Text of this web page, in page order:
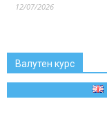
12/07/2026
Валутен курс